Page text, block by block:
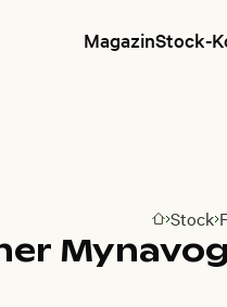
MagazinStock-
Zur
Stock